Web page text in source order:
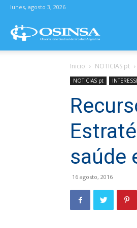
lunes, agosto 3, 2026
–
Sindical
de
la
Inicio NOTICIAS pt
NOTICIAS pt
saúde
16 agosto, 2016